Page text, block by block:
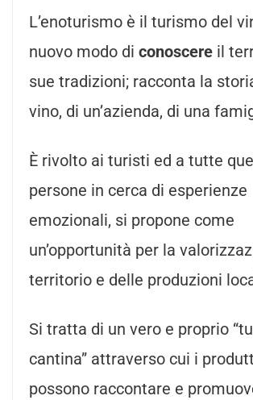
L’enoturismo è il turismo del
nuovo modo di conoscere il
sue tradizioni; racconta la
vino, di un’azienda, di una
È rivolto ai turisti ed a tutte
persone in cerca di esperienze
emozionali, si propone come
un’opportunità per la
territorio e delle produzioni
Si tratta di un vero e proprio
cantina” attraverso cui i
possono raccontare e